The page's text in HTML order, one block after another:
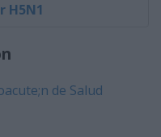
H5N1
de Salud